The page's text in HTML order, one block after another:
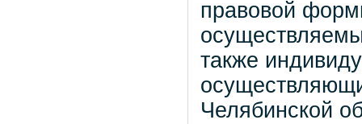
правовой
также
Челябинской